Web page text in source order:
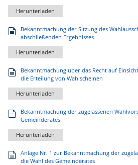
Herunterladen
Bekanntmachung der Sitzung des
abschließenden Ergebnisses
Herunterladen
Bekanntmachung über das Recht auf
die Erteilung von Wahlscheinen
Herunterladen
Bekanntmachung der zugelassenen
Gemeinderates
Herunterladen
Anlage Nr. 1 zur Bekanntmachung der
die Wahl des Gemeinderates